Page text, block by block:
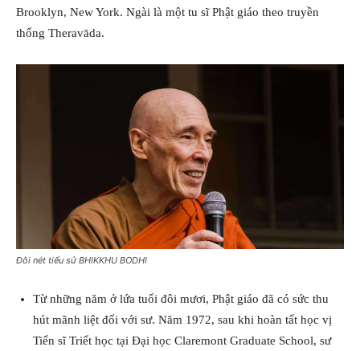
Brooklyn, New York. Ngài là một tu sĩ Phật giáo theo truyền
thống Theravāda.
Đôi nét tiểu sử BHIKKHU BODHI
Từ những năm ở lứa tuổi đôi mươi, Phật giáo đã có sức thu
hút mãnh liệt đối với sư. Năm 1972, sau khi hoàn tất học vị
Tiến sĩ Triết học tại Đại học Claremont Graduate School, sư